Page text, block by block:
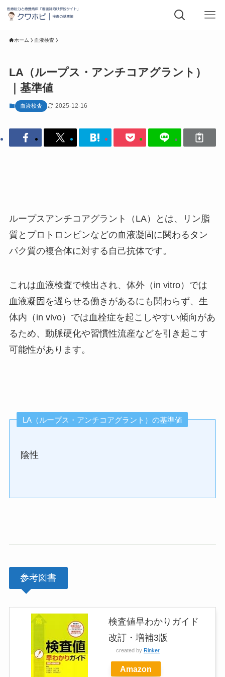
ホーム 血液検査
LA（ループス・アンチコアグラント）
｜基準値
血液検査 2025-12-16
ループスアンチコアグラント（LA）とは、リン脂
質とプロトロンビンなどの血液凝固に関わるタン
パク質の複合体に対する自己抗体です。
これは血液検査で検出され、体外（in vitro）では
血液凝固を遅らせる働きがあるにも関わらず、生
体内（in vivo）では血栓症を起こしやすい傾向があ
るため、動脈硬化や習慣性流産などを引き起こす
可能性があります。
LA（ループス・アンチコアグラント）の基準値
陰性
参考図書
検査値早わかりガイド
改訂・増補3版
created by Rinker
Amazon